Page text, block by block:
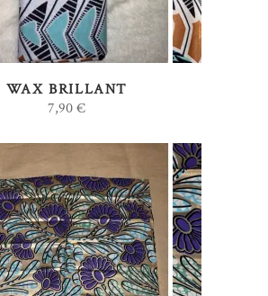
WAX BRILLANT
7,90€
AJOUTER AU PANIER